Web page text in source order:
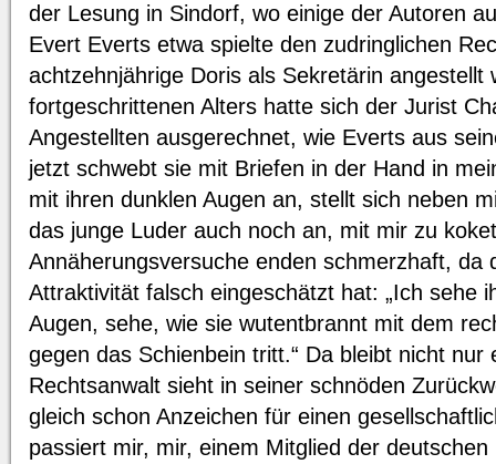
der Lesung in Sindorf, wo einige der Autoren
Evert Everts etwa spielte den zudringlichen
achtzehnjährige Doris als Sekretärin angestellt
fortgeschrittenen Alters hatte sich der Jurist
Angestellten ausgerechnet, wie Everts aus
jetzt schwebt sie mit Briefen in der Hand in
mit ihren dunklen Augen an, stellt sich neben
das junge Luder auch noch an, mit mir zu
Annäherungsversuche enden schmerzhaft, da
Attraktivität falsch eingeschätzt hat: „Ich sehe
Augen, sehe, wie sie wutentbrannt mit dem
gegen das Schienbein tritt.“ Da bleibt nicht
Rechtsanwalt sieht in seiner schnöden
gleich schon Anzeichen für einen
passiert mir, mir, einem Mitglied der